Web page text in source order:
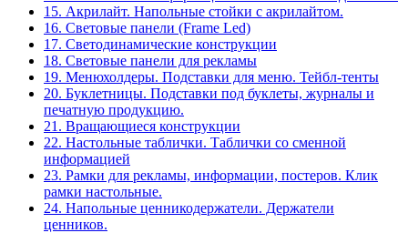
15. Акрилайт. Напольные стойки с акрилайтом.
16. Световые панели (Frame Led)
17. Светодинамические конструкции
18. Световые панели для рекламы
19. Менюхолдеры. Подставки для меню. Тейбл-тенты
20. Буклетницы. Подставки под буклеты, журналы и
печатную продукцию.
21. Вращающиеся конструкции
22. Настольные таблички. Таблички со сменной
информацией
23. Рамки для рекламы, информации, постеров. Клик
рамки настольные.
24. Напольные ценникодержатели. Держатели
ценников.